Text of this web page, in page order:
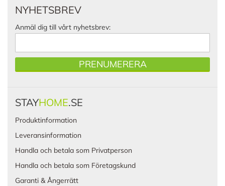
NYHETSBREV
Anmäl dig till vårt nyhetsbrev:
PRENUMERERA
STAYHOME.SE
Produktinformation
Leveransinformation
Handla och betala som Privatperson
Handla och betala som Företagskund
Garanti & Ångerrätt